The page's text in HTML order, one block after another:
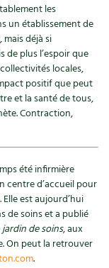
les
un établissement de
déjà si
de plus l’espoir que
locales,
positif que peut
et la santé de tous,
Contraction,
été infirmière
centre d’accueil pour
est aujourd’hui
de soins et a publié
de soins, aux
On peut la retrouver
.